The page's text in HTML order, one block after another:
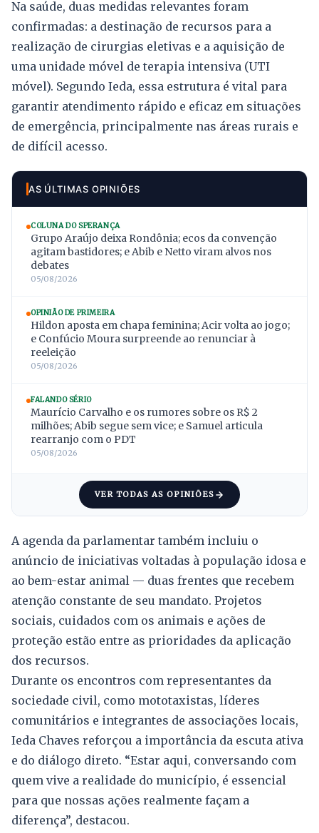
Na saúde, duas medidas relevantes foram
confirmadas: a destinação de recursos para a
realização de cirurgias eletivas e a aquisição de
uma unidade móvel de terapia intensiva (UTI
móvel). Segundo Ieda, essa estrutura é vital para
garantir atendimento rápido e eficaz em situações
de emergência, principalmente nas áreas rurais e
de difícil acesso.
AS ÚLTIMAS OPINIÕES
COLUNA DO SPERANÇA
Grupo Araújo deixa Rondônia; ecos da convenção
agitam bastidores; e Abib e Netto viram alvos nos
debates
05/08/2026
OPINIÃO DE PRIMEIRA
Hildon aposta em chapa feminina; Acir volta ao jogo;
e Confúcio Moura surpreende ao renunciar à
reeleição
05/08/2026
FALANDO SÉRIO
Maurício Carvalho e os rumores sobre os R$ 2
milhões; Abib segue sem vice; e Samuel articula
rearranjo com o PDT
05/08/2026
VER TODAS AS OPINIÕES
A agenda da parlamentar também incluiu o
anúncio de iniciativas voltadas à população idosa e
ao bem-estar animal — duas frentes que recebem
atenção constante de seu mandato. Projetos
sociais, cuidados com os animais e ações de
proteção estão entre as prioridades da aplicação
dos recursos.
Durante os encontros com representantes da
sociedade civil, como mototaxistas, líderes
comunitários e integrantes de associações locais,
Ieda Chaves reforçou a importância da escuta ativa
e do diálogo direto. “Estar aqui, conversando com
quem vive a realidade do município, é essencial
para que nossas ações realmente façam a
diferença”, destacou.